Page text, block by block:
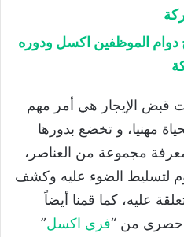
دوام الموظفين اكسل ودوره
قبض الإيجار هي أمر مهم
مهنيا، و تخضع بدورها
مجموعة من العناصر،
لتسليط الضوء عليه وكشف
عليه، كما قمنا أيضاً
حصري من “فري اكسل”